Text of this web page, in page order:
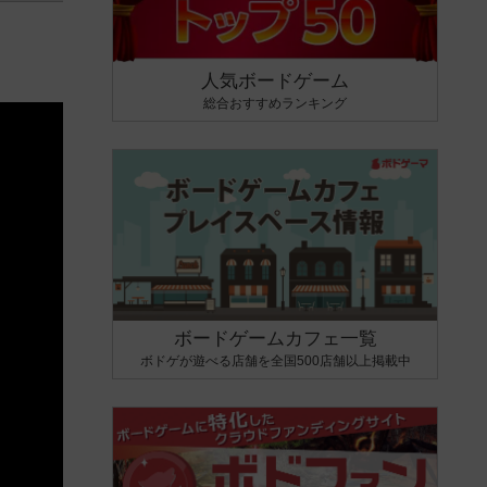
人気ボードゲーム
総合おすすめランキング
ボードゲームカフェ一覧
ボドゲが遊べる店舗を全国500店舗以上掲載中